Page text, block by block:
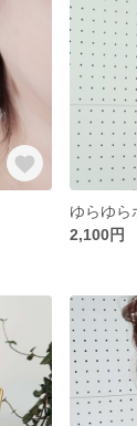
2,100円